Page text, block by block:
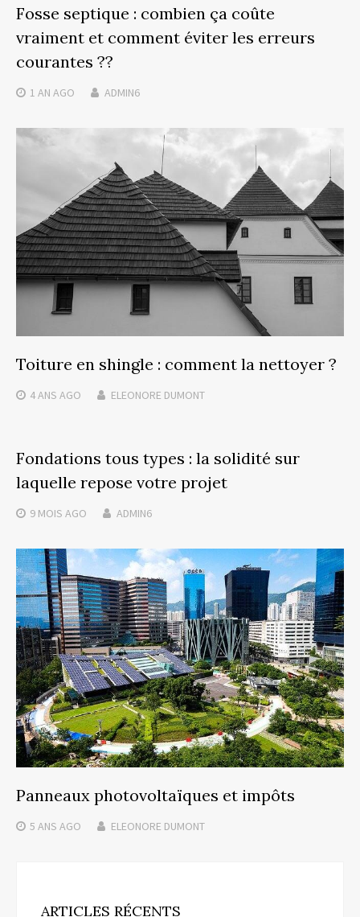
Fosse septique : combien ça coûte
vraiment et comment éviter les erreurs
courantes ??
1 AN AGO ADMIN6
Toiture en shingle : comment la nettoyer ?
4 ANS AGO ELEONORE DUMONT
Fondations tous types : la solidité sur
laquelle repose votre projet
9 MOIS AGO ADMIN6
Panneaux photovoltaïques et impôts
5 ANS AGO ELEONORE DUMONT
ARTICLES RÉCENTS